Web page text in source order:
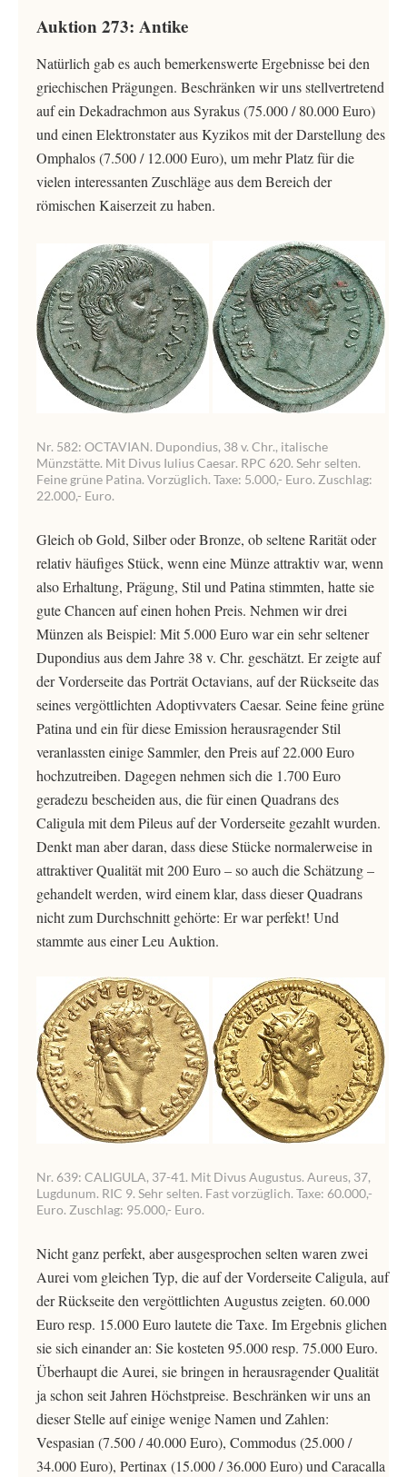
Auktion 273: Antike
Natürlich gab es auch bemerkenswerte Ergebnisse bei den
griechischen Prägungen. Beschränken wir uns stellvertretend
auf ein Dekadrachmon aus Syrakus (75.000 / 80.000 Euro)
und einen Elektronstater aus Kyzikos mit der Darstellung des
Omphalos (7.500 / 12.000 Euro), um mehr Platz für die
vielen interessanten Zuschläge aus dem Bereich der
römischen Kaiserzeit zu haben.
Nr. 582: OCTAVIAN. Dupondius, 38 v. Chr., italische
Münzstätte. Mit Divus Iulius Caesar. RPC 620. Sehr selten.
Feine grüne Patina. Vorzüglich. Taxe: 5.000,- Euro. Zuschlag:
22.000,- Euro.
Gleich ob Gold, Silber oder Bronze, ob seltene Rarität oder
relativ häufiges Stück, wenn eine Münze attraktiv war, wenn
also Erhaltung, Prägung, Stil und Patina stimmten, hatte sie
gute Chancen auf einen hohen Preis. Nehmen wir drei
Münzen als Beispiel: Mit 5.000 Euro war ein sehr seltener
Dupondius aus dem Jahre 38 v. Chr. geschätzt. Er zeigte auf
der Vorderseite das Porträt Octavians, auf der Rückseite das
seines vergöttlichten Adoptivvaters Caesar. Seine feine grüne
Patina und ein für diese Emission herausragender Stil
veranlassten einige Sammler, den Preis auf 22.000 Euro
hochzutreiben. Dagegen nehmen sich die 1.700 Euro
geradezu bescheiden aus, die für einen Quadrans des
Caligula mit dem Pileus auf der Vorderseite gezahlt wurden.
Denkt man aber daran, dass diese Stücke normalerweise in
attraktiver Qualität mit 200 Euro – so auch die Schätzung –
gehandelt werden, wird einem klar, dass dieser Quadrans
nicht zum Durchschnitt gehörte: Er war perfekt! Und
stammte aus einer Leu Auktion.
Nr. 639: CALIGULA, 37-41. Mit Divus Augustus. Aureus, 37,
Lugdunum. RIC 9. Sehr selten. Fast vorzüglich. Taxe: 60.000,-
Euro. Zuschlag: 95.000,- Euro.
Nicht ganz perfekt, aber ausgesprochen selten waren zwei
Aurei vom gleichen Typ, die auf der Vorderseite Caligula, auf
der Rückseite den vergöttlichten Augustus zeigten. 60.000
Euro resp. 15.000 Euro lautete die Taxe. Im Ergebnis glichen
sie sich einander an: Sie kosteten 95.000 resp. 75.000 Euro.
Überhaupt die Aurei, sie bringen in herausragender Qualität
ja schon seit Jahren Höchstpreise. Beschränken wir uns an
dieser Stelle auf einige wenige Namen und Zahlen:
Vespasian (7.500 / 40.000 Euro), Commodus (25.000 /
34.000 Euro), Pertinax (15.000 / 36.000 Euro) und Caracalla